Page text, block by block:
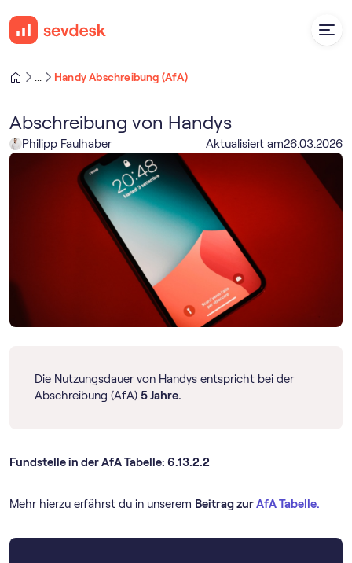
Handy Abschreibung (AfA)
Abschreibung von Handys
Philipp Faulhaber Aktualisiert am26.03.2026
Die Nutzungsdauer von Handys entspricht bei der
Abschreibung (AfA) 5 Jahre.
Fundstelle in der AfA Tabelle: 6.13.2.2
Mehr hierzu erfährst du in unserem Beitrag zurAfA Tabelle.